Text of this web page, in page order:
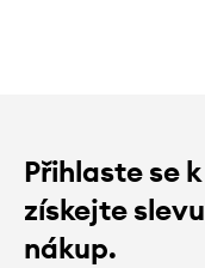
Přihlaste se
získejte slevu
nákup.